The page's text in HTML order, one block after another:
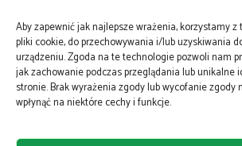
Aby zapewnić jak najlepsze wrażenia, korzystamy
pliki cookie, do przechowywania i/lub uzyskiwania
urządzeniu. Zgoda na te technologie pozwoli nam
jak zachowanie podczas przeglądania lub unikalne
stronie. Brak wyrażenia zgody lub wycofanie zgody
wpłynąć na niektóre cechy i funkcje.
PRENUMERATA
NEWSLETTER
MAPY
E-WYDANIE